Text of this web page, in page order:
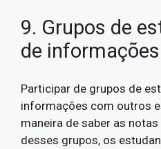
9. Grupos de
de informações
Participar de grupos de
informações com outros
maneira de saber as
desses grupos, os